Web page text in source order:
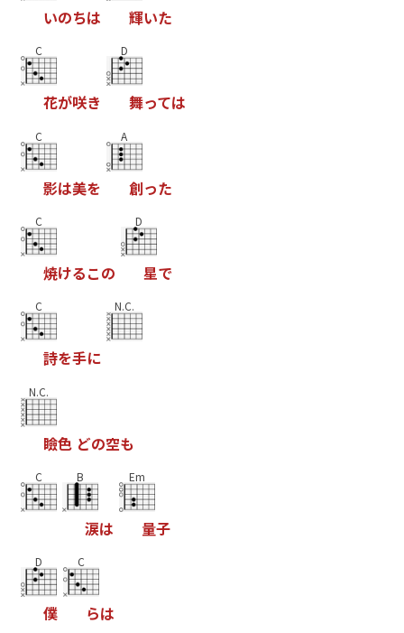
いのちは 輝いた
C
花が咲き
D
舞っては
C
影は美を
A
創った
C
焼けるこの
D
星で
C
詩を手に
N.C.
N.C.
瞼色 どの空も
C B
涙は
Em
量子
D
僕
C
らは